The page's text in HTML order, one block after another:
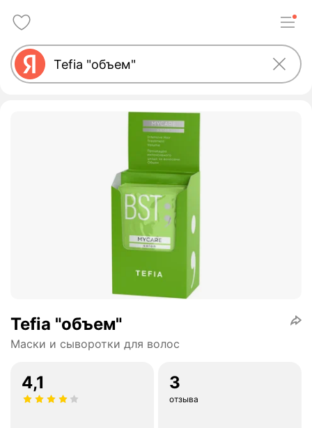
Tefia "объем"
Маски и сыворотки для волос
4,1 3
отзыва